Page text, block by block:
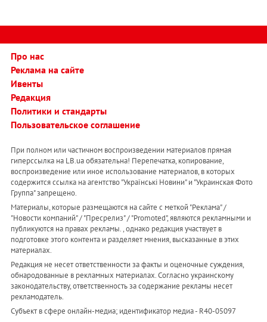
Про нас
Реклама на сайте
Ивенты
Редакция
Политики и стандарты
Пользовательское соглашение
При полном или частичном воспроизведении материалов прямая
гиперссылка на LB.ua обязательна! Перепечатка, копирование,
воспроизведение или иное использование материалов, в которых
содержится ссылка на агентство "Українськi Новини" и "Украинская Фото
Группа" запрещено.
Материалы, которые размещаются на сайте с меткой "Реклама" /
"Новости компаний" / "Пресрелиз" / "Promoted", являются рекламными и
публикуются на правах рекламы. , однако редакция участвует в
подготовке этого контента и разделяет мнения, высказанные в этих
материалах.
Редакция не несет ответственности за факты и оценочные суждения,
обнародованные в рекламных материалах. Согласно украинскому
законодательству, ответственность за содержание рекламы несет
рекламодатель.
Субъект в сфере онлайн-медиа; идентификатор медиа - R40-05097